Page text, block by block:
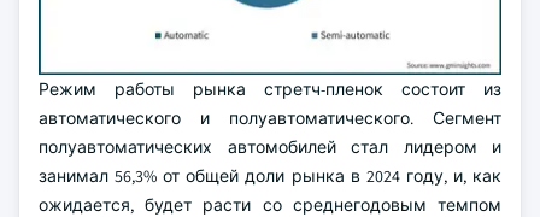
Режим работы рынка стретч-пленок состоит из
автоматического и полуавтоматического. Сегмент
полуавтоматических автомобилей стал лидером и
занимал 56,3% от общей доли рынка в 2024 году, и, как
ожидается, будет расти со среднегодовым темпом